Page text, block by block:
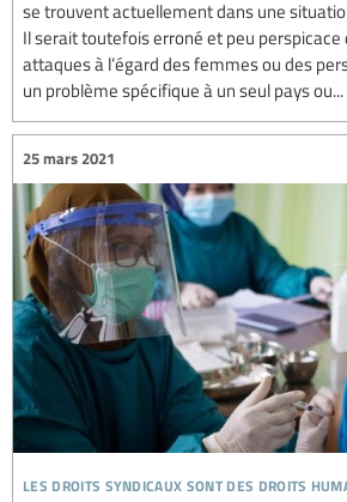
se trouvent actuellement dans une
Il serait toutefois erroné et peu perspicace
attaques à l’égard des femmes ou des
un problème spécifique à un seul pays ou...
les droits syndicaux sont des droits
25 mars 2021